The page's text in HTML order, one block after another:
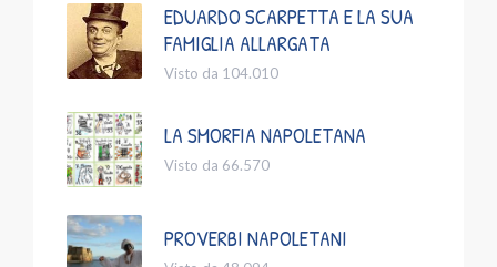
EDUARDO SCARPETTA E LA SUA
FAMIGLIA ALLARGATA
Visto da 104.010
LA SMORFIA NAPOLETANA
Visto da 66.570
PROVERBI NAPOLETANI